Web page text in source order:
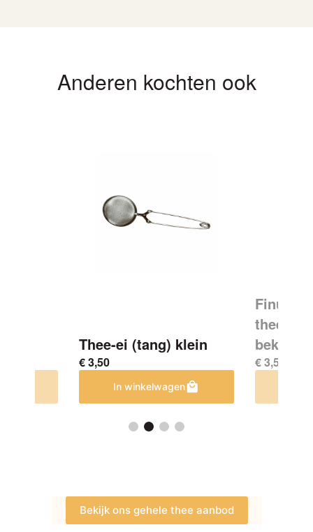
Anderen kochten ook
Thee-ei (tang) klein
€3,50
In winkelwagen
Finum
beker
€3,50
Bekijk ons gehele thee aanbod